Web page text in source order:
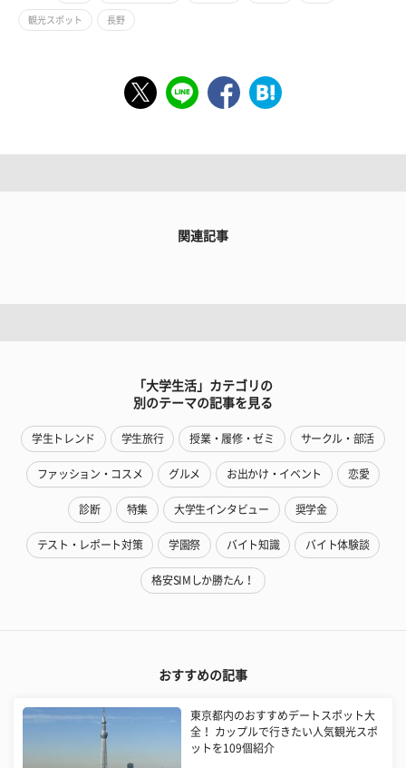
観光スポット 長野
関連記事
「大学生活」カテゴリの
別のテーマの記事を見る
学生トレンド 学生旅行 授業・履修・ゼミ サークル・部活
ファッション・コスメ グルメ お出かけ・イベント 恋愛
診断 特集 大学生インタビュー 奨学金
テスト・レポート対策 学園祭 バイト知識 バイト体験談
格安SIMしか勝たん！
おすすめの記事
東京都内のおすすめデートスポット大
全！ カップルで行きたい人気観光スポ
ットを109個紹介